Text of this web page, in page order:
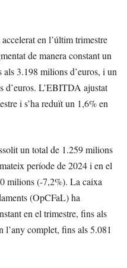
en l’últim trimestre
de manera constant un
3.198 milions d’euros, i un
d’euros. L’EBITDA ajustat
i s’ha reduït un 1,6% en
un total de 1.259 milions
període de 2024 i en el
milions (-7,2%). La caixa
(OpCFaL) ha
en el trimestre, fins als
l’any complet, fins als 5.081